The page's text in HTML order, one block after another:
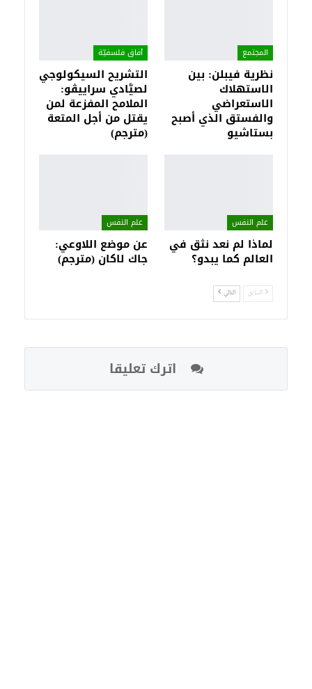
المجتمع
نظرية فيبلن: بين
الاستهلاك
الاستعراضي
والفستق الذي أصبح
بستاشيو
آفاق فلسفيّة‎
التشريح السيكولوجي
لصيَّادي سراييڤو:
الملامح المفزعة لمن
يقتل من أجل المتعة
(مترجم)
علم النفس
لماذا لم نعد نثق في
العالم كما يبدو؟
علم النفس
عن موضع اللاوعي:
جاك لاكان (مترجم)
السابق التالي
اترك تعليقا